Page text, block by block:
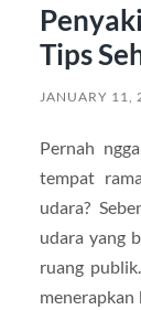
Tips
JANUARY 11,
Pernah
tempat
udara?
udara yang
ruang